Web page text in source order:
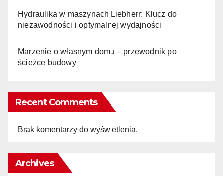
Hydraulika w maszynach Liebherr: Klucz do
niezawodności i optymalnej wydajności
Marzenie o własnym domu – przewodnik po
ścieżce budowy
Recent Comments
Brak komentarzy do wyświetlenia.
Archives